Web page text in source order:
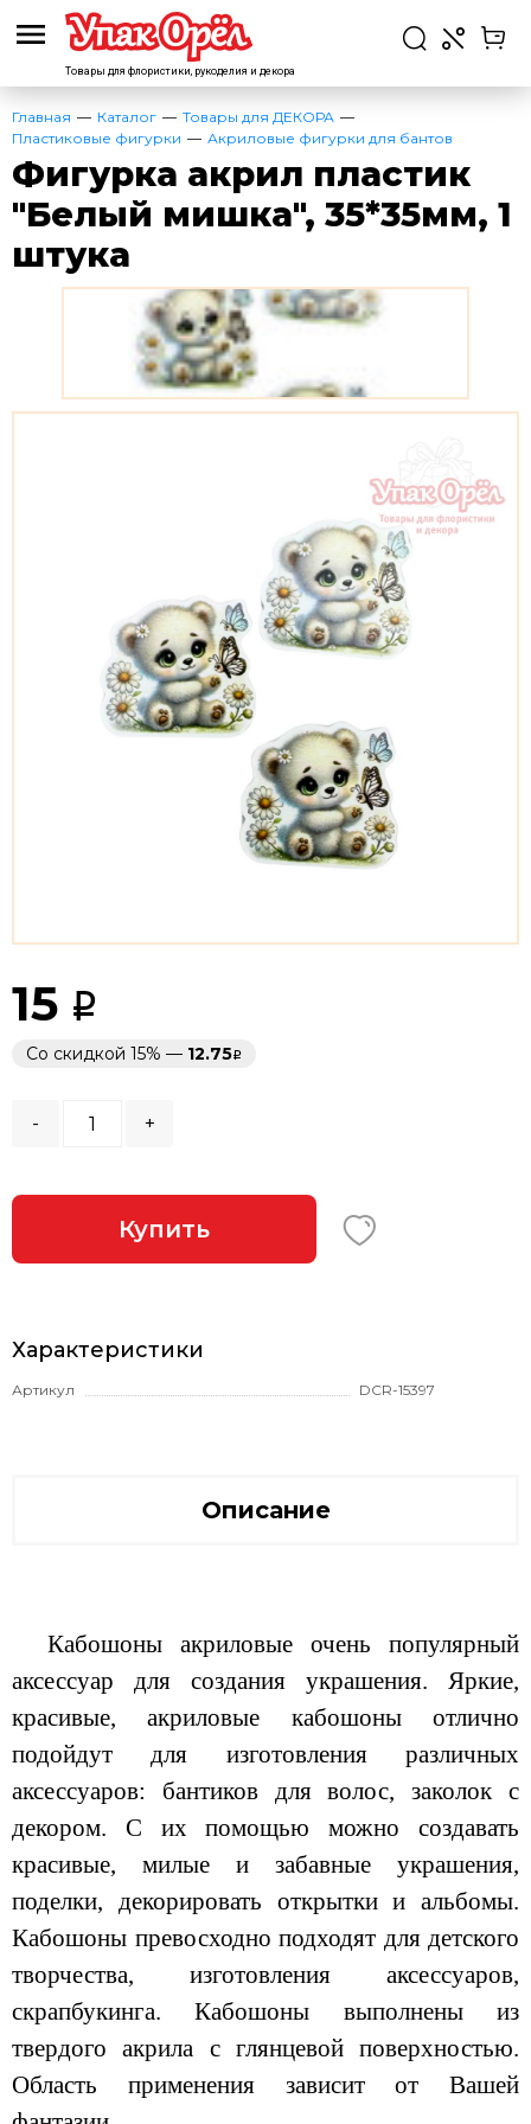
Товары для флористики, рукоделия и декора
Главная Каталог
Товары для ДЕКОРА
Пластиковые фигурки
Акриловые фигурки для бантов
Фигурка акрил пластик
"Белый мишка", 35*35мм, 1
штука
15
Со скидкой 15% — 12.75
- +
Купить
Характеристики
Артикул DCR-15397
Описание
Кабошоны акриловые очень популярный
аксессуар для создания украшения. Яркие,
красивые, акриловые кабошоны отлично
подойдут для изготовления различных
аксессуаров: бантиков для волос, заколок с
декором. С их помощью можно создавать
красивые, милые и забавные украшения,
поделки, декорировать открытки и альбомы.
Кабошоны превосходно подходят для детского
творчества, изготовления аксессуаров,
скрапбукинга. Кабошоны выполнены из
твердого акрила с глянцевой поверхностью.
Область применения зависит от Вашей